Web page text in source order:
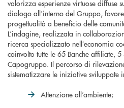
valorizza esperienze virtuose diffuse
dialogo all’interno del Gruppo,
progettualità a beneficio delle
L’indagine, realizzata in
ricerca specializzato nell’economia
coinvolto tutte le 65 Banche affiliate,
Capogruppo. Il percorso di
sistematizzare le iniziative sviluppate
Attenzione all’ambiente;